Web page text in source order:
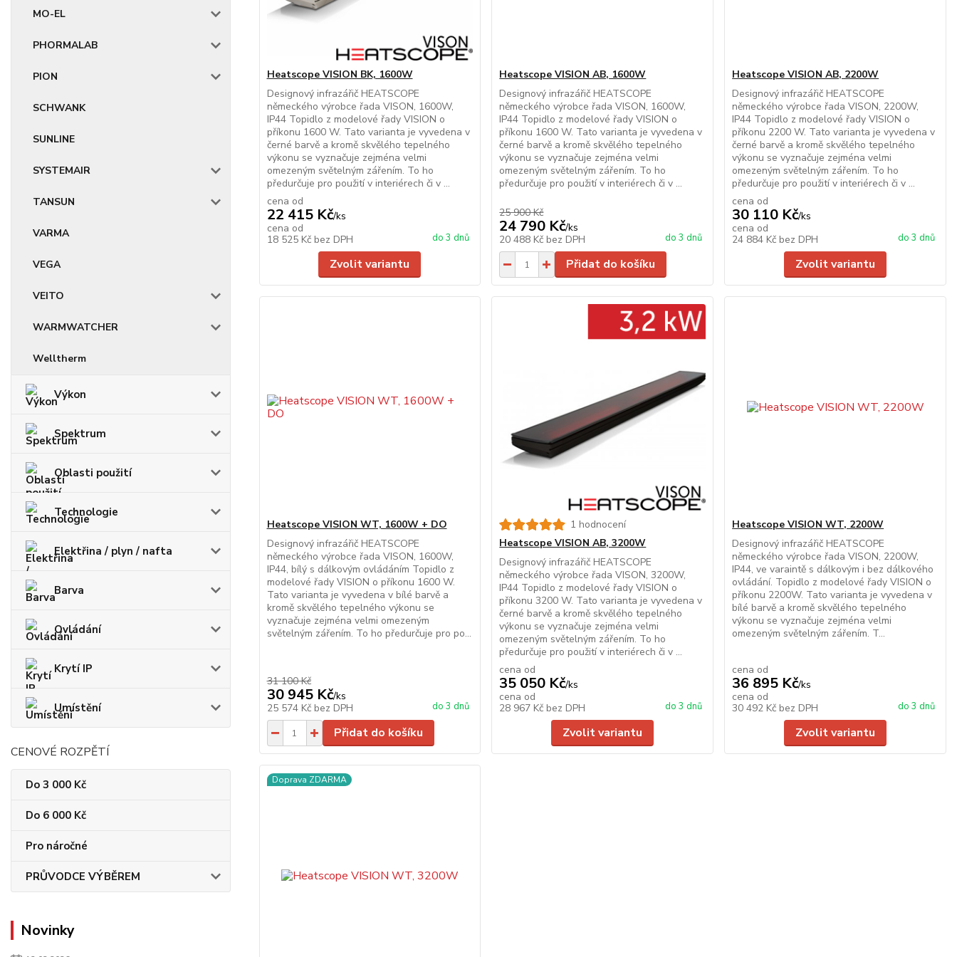
MO-EL
PHORMALAB
PION
SCHWANK
SUNLINE
SYSTEMAIR
TANSUN
VARMA
VEGA
VEITO
WARMWATCHER
Welltherm
Výkon
Spektrum
Oblasti použití
Technologie
Elektřina / plyn / nafta
Barva
Ovládání
Krytí IP
Umístění
CENOVÉ ROZPĚTÍ
Do 3 000 Kč
Do 6 000 Kč
Pro náročné
PRŮVODCE VÝBĚREM
Novinky
Heatscope VISION BK, 1600W
Designový infrazářič HEATSCOPE
německého výrobce řada VISON, 1600W,
IP44 Topidlo z modelové řady VISION o
příkonu 1600 W. Tato varianta je vyvedena v
černé barvě a kromě skvělého tepelného
výkonu se vyznačuje zejména velmi
omezeným světelným zářením. To ho
předurčuje pro použití v interiérech či v ...
cena od
22 415 Kč/ks
cena od
18 525 Kč bez DPH do 3 dnů
Zvolit variantu
Heatscope VISION AB, 1600W
Designový infrazářič HEATSCOPE
německého výrobce řada VISON, 1600W,
IP44 Topidlo z modelové řady VISION o
příkonu 1600 W. Tato varianta je vyvedena v
černé barvě a kromě skvělého tepelného
výkonu se vyznačuje zejména velmi
omezeným světelným zářením. To ho
předurčuje pro použití v interiérech či v ...
25 900 Kč
24 790 Kč/ks
20 488 Kč bez DPH do 3 dnů
Přidat do košíku
Heatscope VISION AB, 2200W
Designový infrazářič HEATSCOPE
německého výrobce řada VISON, 2200W,
IP44 Topidlo z modelové řady VISION o
příkonu 2200 W. Tato varianta je vyvedena v
černé barvě a kromě skvělého tepelného
výkonu se vyznačuje zejména velmi
omezeným světelným zářením. To ho
předurčuje pro použití v interiérech či v ...
cena od
30 110 Kč/ks
cena od
24 884 Kč bez DPH do 3 dnů
Zvolit variantu
Heatscope VISION WT, 1600W + DO
Designový infrazářič HEATSCOPE
německého výrobce řada VISON, 1600W,
IP44, bílý s dálkovým ovládáním Topidlo z
modelové řady VISION o příkonu 1600 W.
Tato varianta je vyvedena v bílé barvě a
kromě skvělého tepelného výkonu se
vyznačuje zejména velmi omezeným
světelným zářením. To ho předurčuje pro po...
31 100 Kč
30 945 Kč/ks
25 574 Kč bez DPH do 3 dnů
Přidat do košíku
1 hodnocení
Heatscope VISION AB, 3200W
Designový infrazářič HEATSCOPE
německého výrobce řada VISON, 3200W,
IP44 Topidlo z modelové řady VISION o
příkonu 3200 W. Tato varianta je vyvedena v
černé barvě a kromě skvělého tepelného
výkonu se vyznačuje zejména velmi
omezeným světelným zářením. To ho
předurčuje pro použití v interiérech či v ...
cena od
35 050 Kč/ks
cena od
28 967 Kč bez DPH do 3 dnů
Zvolit variantu
Heatscope VISION WT, 2200W
Designový infrazářič HEATSCOPE
německého výrobce řada VISON, 2200W,
IP44, ve varaintě s dálkovým i bez dálkového
ovládání. Topidlo z modelové řady VISION o
příkonu 2200W. Tato varianta je vyvedena v
bílé barvě a kromě skvělého tepelného
výkonu se vyznačuje zejména velmi
omezeným světelným zářením. T...
cena od
36 895 Kč/ks
cena od
30 492 Kč bez DPH do 3 dnů
Zvolit variantu
Doprava ZDARMA